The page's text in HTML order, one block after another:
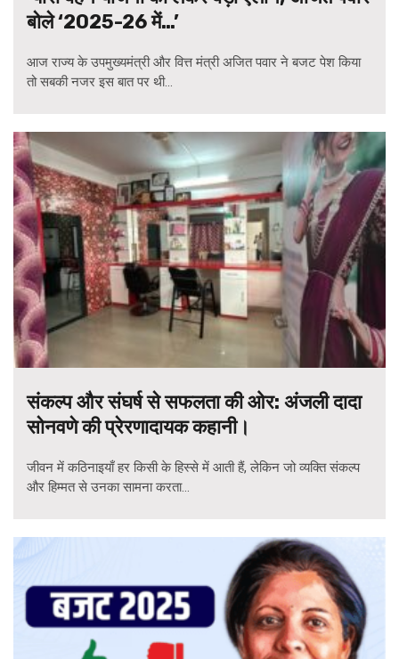
बोले ‘2025-26 में…’
आज राज्य के उपमुख्यमंत्री और वित्त मंत्री अजित पवार ने बजट पेश किया
तो सबकी नजर इस बात पर थी...
संकल्प और संघर्ष से सफलता की ओर: अंजली दादा
सोनवणे की प्रेरणादायक कहानी।
जीवन में कठिनाइयाँ हर किसी के हिस्से में आती हैं, लेकिन जो व्यक्ति संकल्प
और हिम्मत से उनका सामना करता...